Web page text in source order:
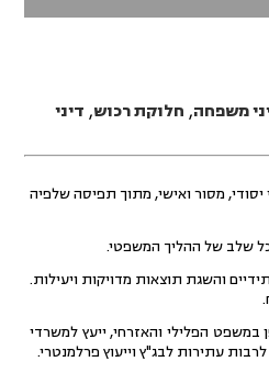
משפחה, חלוקת רכוש, דיני
מסור ואישי, מתוך תפיסה שלפיה
שלב של ההליך המשפטי.
והשגת תוצאות מדויקות ויעילות.
במשפט הפלילי והאזרחי, ייעץ למשרדי
עתירות לבג"ץ וייעוץ פרלמנטרי.